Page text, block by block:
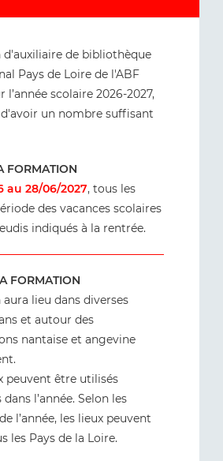
de bibliothèque
Pays de Loire de l'ABF
l’année scolaire 2026-2027,
un nombre suffisant
FORMATION
au 28/06/2027, tous les
des vacances scolaires
indiqués à la rentrée.
FORMATION
lieu dans diverses
et autour des
nantaise et angevine
peuvent être utilisés
l’année. Selon les
l’année, les lieux peuvent
les Pays de la Loire.